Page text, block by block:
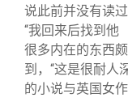
说此前并没有读
“我回来后找到他
很多内在的东西
到，“这是很耐人
的小说与英国女